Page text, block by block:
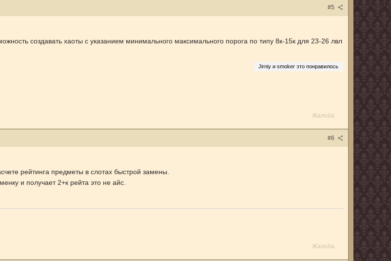
#5
создавать хаоты с указанием минимального максимального порога по типу 8к-15к для 23-26 лвл
Jirniy и smoker это понравилось
Жалоба
#6
рейтинга предметы в слотах быстрой замены.
и получает 2+к рейта это не айс.
Жалоба